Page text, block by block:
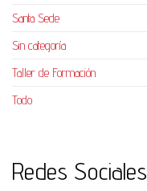
Santa Sede
Sin categoría
Taller de Formación
Todo
Redes Sociales